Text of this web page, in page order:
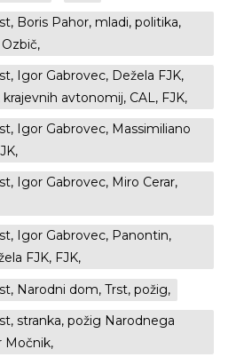
Boris Pahor, mladi, politika,
Igor Gabrovec, Dežela FJK,
avtonomij, CAL, FJK,
Igor Gabrovec, Massimiliano
Igor Gabrovec, Miro Cerar,
Igor Gabrovec, Panontin,
FJK, FJK,
Narodni dom, Trst, požig,
stranka, požig Narodnega
Močnik,